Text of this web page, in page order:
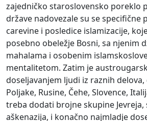
zajedničko staroslovensko poreklo
države nadovezale su se specifične
carevine i posledice islamizacije,
posebno obeležje Bosni, sa njenim
mahalama i osobenim
mentalitetom. Zatim je
doseljavanjem ljudi iz raznih delova,
Poljake, Rusine, Čehe, Slovence,
treba dodati brojne skupine Jevreja,
aškenazija, i konačno najmladje